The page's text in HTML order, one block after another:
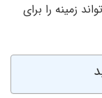
می‌تواند زمینه را برای